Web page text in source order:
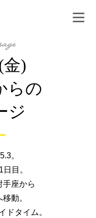
金)
らの
ジ
。
目。
手座から
動。
ドタイム。